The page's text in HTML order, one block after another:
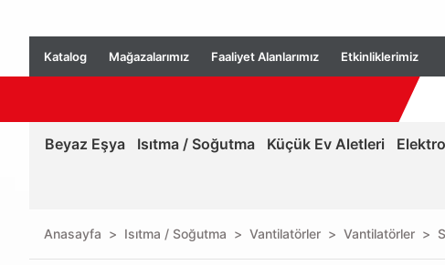
Katalog Mağazalarımız Faaliyet Alanlarımız Etkinliklerimiz
Beyaz Eşya Isıtma / Soğutma Küçük Ev Aletleri
Anasayfa Isıtma / Soğutma Vantilatörler Vantilatörler